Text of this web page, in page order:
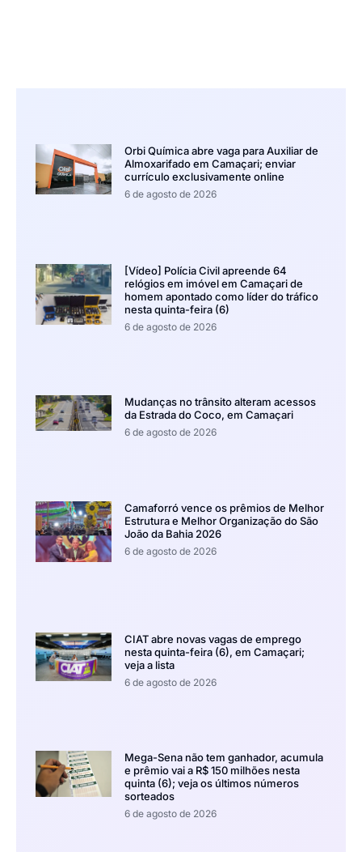
Orbi Química abre vaga para Auxiliar de
Almoxarifado em Camaçari; enviar
currículo exclusivamente online
6 de agosto de 2026
[Vídeo] Polícia Civil apreende 64
relógios em imóvel em Camaçari de
homem apontado como líder do tráfico
nesta quinta-feira (6)
6 de agosto de 2026
Mudanças no trânsito alteram acessos
da Estrada do Coco, em Camaçari
6 de agosto de 2026
Camaforró vence os prêmios de Melhor
Estrutura e Melhor Organização do São
João da Bahia 2026
6 de agosto de 2026
CIAT abre novas vagas de emprego
nesta quinta-feira (6), em Camaçari;
veja a lista
6 de agosto de 2026
Mega-Sena não tem ganhador, acumula
e prêmio vai a R$ 150 milhões nesta
quinta (6); veja os últimos números
sorteados
6 de agosto de 2026